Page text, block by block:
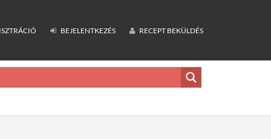
BEJELENTKEZÉS RECEPT BEKÜLDÉS